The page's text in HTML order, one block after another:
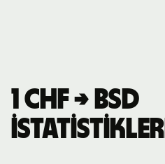
1 CHF → BSD
istatistikleri